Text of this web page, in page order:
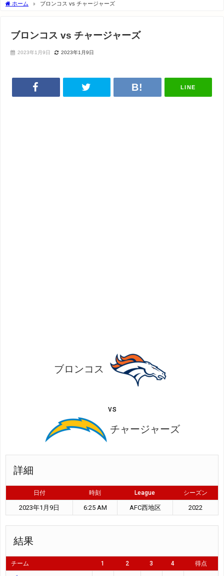
ホーム ブロンコス vs チャージャーズ
ブロンコス vs チャージャーズ
2023年1月9日 2023年1月9日
LINE
ブロンコス
vs
チャージャーズ
詳細
日付 時刻 League シーズン
2023年1月9日 6:25 AM AFC西地区 2022
結果
チーム 1 2 3 4 得点